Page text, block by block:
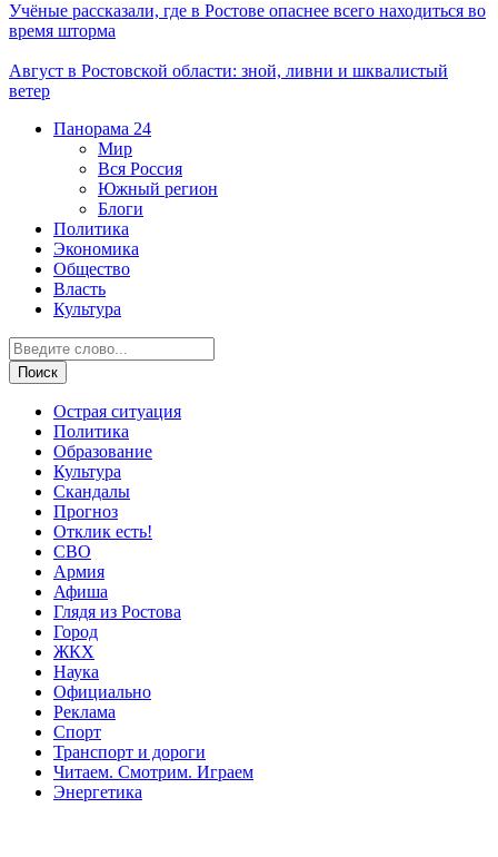
Учёные рассказали, где в Ростове опаснее всего находиться во
время шторма
Август в Ростовской области: зной, ливни и шквалистый
ветер
Панорама 24
Мир
Вся Россия
Южный регион
Блоги
Политика
Экономика
Общество
Власть
Культура
Острая ситуация
Политика
Образование
Культура
Скандалы
Прогноз
Отклик есть!
СВО
Армия
Афиша
Глядя из Ростова
Город
ЖКХ
Наука
Официально
Реклама
Спорт
Транспорт и дороги
Читаем. Смотрим. Играем
Энергетика